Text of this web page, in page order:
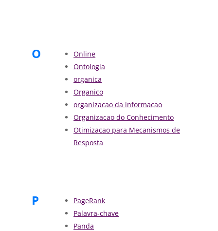
O
Online
Ontologia
organica
Organico
organizacao da informacao
Organizacao do Conhecimento
Otimizacao para Mecanismos de
Resposta
P
PageRank
Palavra-chave
Panda